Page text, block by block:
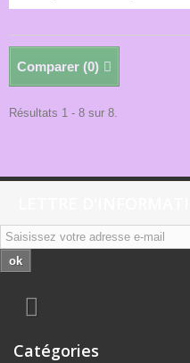
Comparer (0)
Résultats 1 - 8 sur 8.
ok
Catégories